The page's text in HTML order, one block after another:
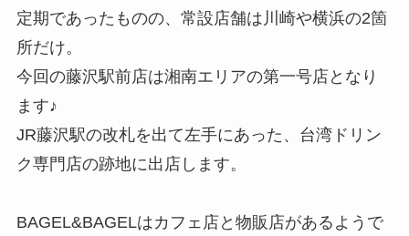
定期であったものの、常設店舗は川崎や横浜の2箇
所だけ。
今回の藤沢駅前店は湘南エリアの第一号店となり
ます♪
JR藤沢駅の改札を出て左手にあった、台湾ドリン
ク専門店の跡地に出店します。
BAGEL&BAGELはカフェ店と物販店があるようで